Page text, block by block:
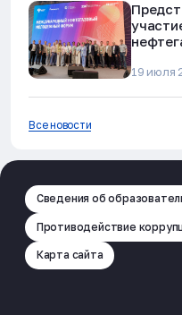
19 июля
Все новости
Сведения об
Противодействие
Карта сайта